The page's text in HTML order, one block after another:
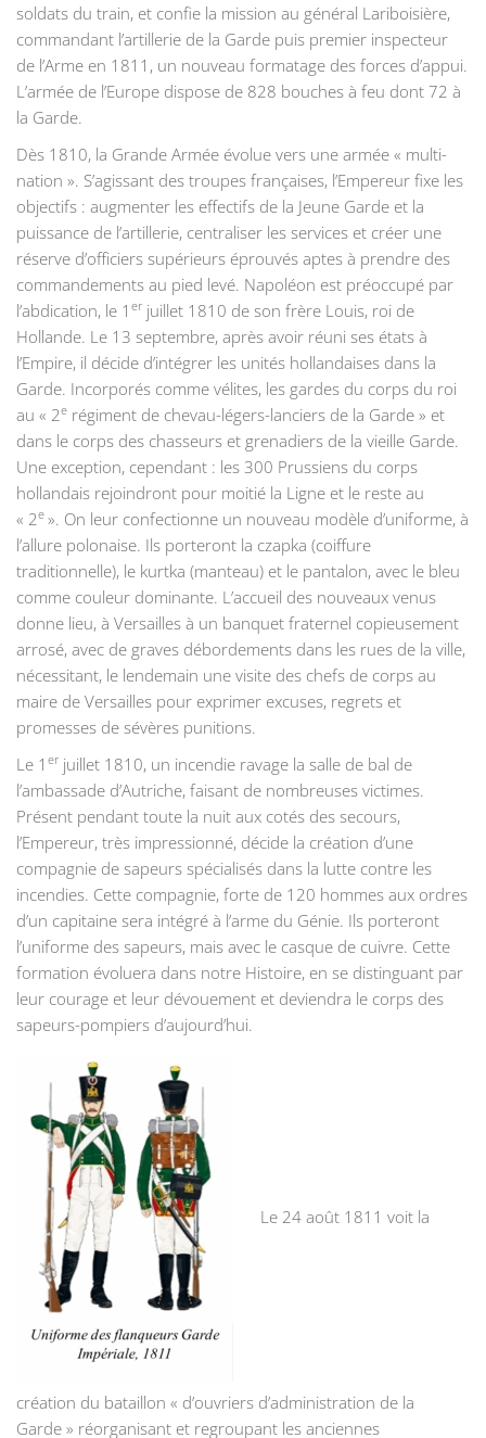
soldats du train, et confie la mission au général Lariboisière,
commandant l’artillerie de la Garde puis premier inspecteur
de l’Arme en 1811, un nouveau formatage des forces d’appui.
L’armée de l’Europe dispose de 828 bouches à feu dont 72 à
la Garde.
Dès 1810, la Grande Armée évolue vers une armée « multi-
nation ». S’agissant des troupes françaises, l’Empereur fixe les
objectifs : augmenter les effectifs de la Jeune Garde et la
puissance de l’artillerie, centraliser les services et créer une
réserve d’officiers supérieurs éprouvés aptes à prendre des
commandements au pied levé. Napoléon est préoccupé par
l’abdication, le 1 er juillet 1810 de son frère Louis, roi de
Hollande. Le 13 septembre, après avoir réuni ses états à
l’Empire, il décide d’intégrer les unités hollandaises dans la
Garde. Incorporés comme vélites, les gardes du corps du roi
au « 2e régiment de chevau-légers-lanciers de la Garde » et
dans le corps des chasseurs et grenadiers de la vieille Garde.
Une exception, cependant : les 300 Prussiens du corps
hollandais rejoindront pour moitié la Ligne et le reste au
« 2e ». On leur confectionne un nouveau modèle d’uniforme, à
l’allure polonaise. Ils porteront la czapka (coiffure
traditionnelle), le kurtka (manteau) et le pantalon, avec le bleu
comme couleur dominante. L’accueil des nouveaux venus
donne lieu, à Versailles à un banquet fraternel copieusement
arrosé, avec de graves débordements dans les rues de la ville,
nécessitant, le lendemain une visite des chefs de corps au
maire de Versailles pour exprimer excuses, regrets et
promesses de sévères punitions.
Le 1 er juillet 1810, un incendie ravage la salle de bal de
l’ambassade d’Autriche, faisant de nombreuses victimes.
Présent pendant toute la nuit aux cotés des secours,
l’Empereur, très impressionné, décide la création d’une
compagnie de sapeurs spécialisés dans la lutte contre les
incendies. Cette compagnie, forte de 120 hommes aux ordres
d’un capitaine sera intégré à l’arme du Génie. Ils porteront
l’uniforme des sapeurs, mais avec le casque de cuivre. Cette
formation évoluera dans notre Histoire, en se distinguant par
leur courage et leur dévouement et deviendra le corps des
sapeurs-pompiers d’aujourd’hui.
Le 24 août 1811 voit la
création du bataillon « d’ouvriers d’administration de la
Garde » réorganisant et regroupant les anciennes